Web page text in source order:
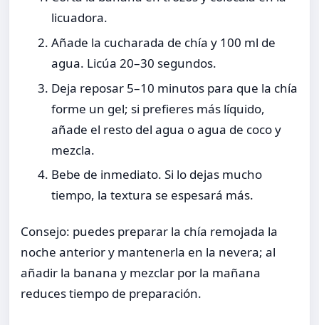
licuadora.
Añade la cucharada de chía y 100 ml de
agua. Licúa 20–30 segundos.
Deja reposar 5–10 minutos para que la chía
forme un gel; si prefieres más líquido,
añade el resto del agua o agua de coco y
mezcla.
Bebe de inmediato. Si lo dejas mucho
tiempo, la textura se espesará más.
Consejo: puedes preparar la chía remojada la
noche anterior y mantenerla en la nevera; al
añadir la banana y mezclar por la mañana
reduces tiempo de preparación.